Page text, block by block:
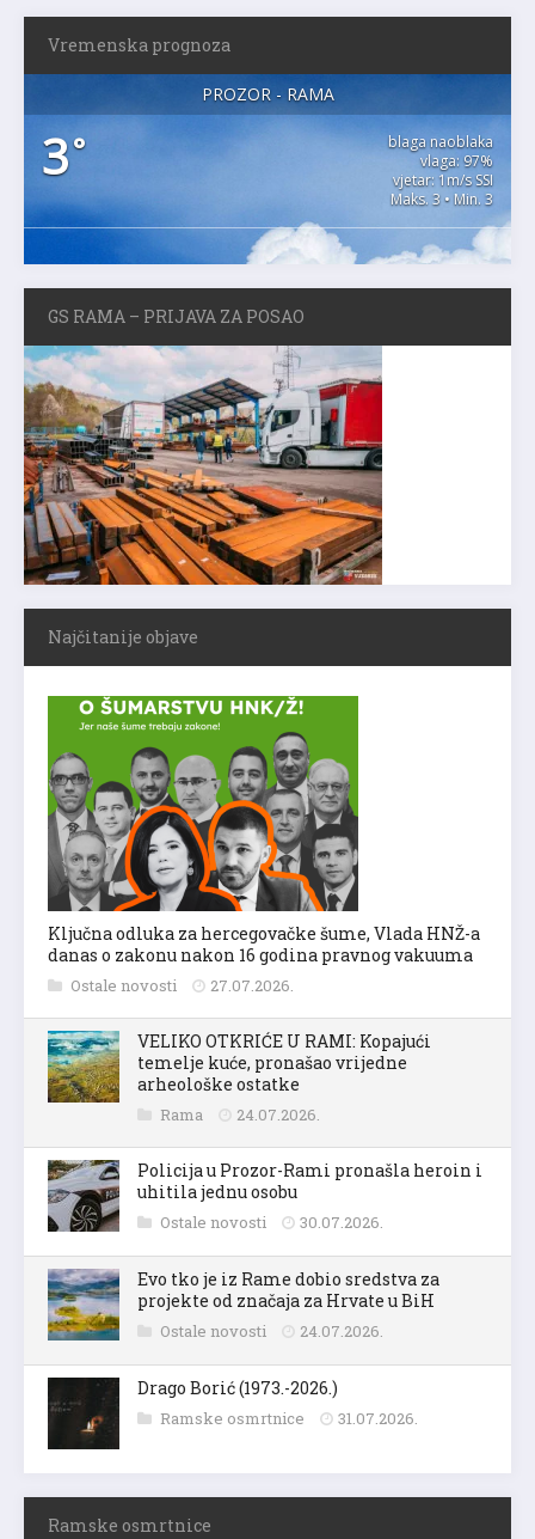
Vremenska prognoza
PROZOR - RAMA
3°
blaga naoblaka
vlaga: 97%
vjetar: 1m/s SSI
Maks. 3 • Min. 3
GS RAMA – PRIJAVA ZA POSAO
Najčitanije objave
Ključna odluka za hercegovačke šume, Vlada HNŽ-a
danas o zakonu nakon 16 godina pravnog vakuuma
Ostale novosti 27.07.2026.
VELIKO OTKRIĆE U RAMI: Kopajući
temelje kuće, pronašao vrijedne
arheološke ostatke
Rama 24.07.2026.
Policija u Prozor-Rami pronašla heroin i
uhitila jednu osobu
Ostale novosti 30.07.2026.
Evo tko je iz Rame dobio sredstva za
projekte od značaja za Hrvate u BiH
Ostale novosti 24.07.2026.
Drago Borić (1973.-2026.)
Ramske osmrtnice 31.07.2026.
Ramske osmrtnice